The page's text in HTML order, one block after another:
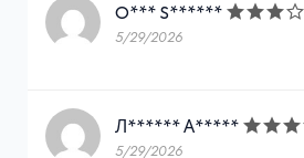
O*** S******
5/29/2026
Л****** А*****
5/29/2026